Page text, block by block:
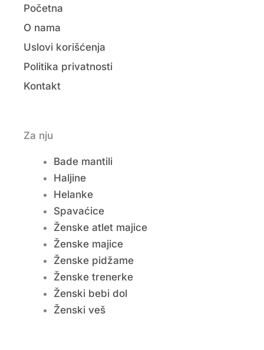
Početna
O nama
Uslovi korišćenja
Politika privatnosti
Kontakt
Za nju
Bade mantili
Haljine
Helanke
Spavaćice
Ženske atlet majice
Ženske majice
Ženske pidžame
Ženske trenerke
Ženski bebi dol
Ženski veš